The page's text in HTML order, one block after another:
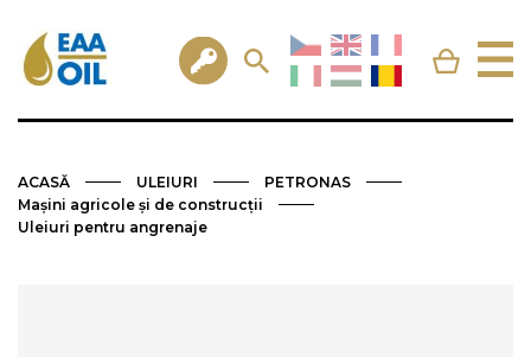
ACASĂ ULEIURI
PETRONAS
Mașini agricole și de construcții
Uleiuri pentru angrenaje